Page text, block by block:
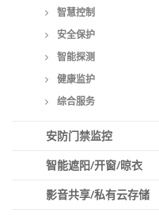
智慧控制
安全保护
智能探测
健康监护
综合服务
安防门禁监控
智能遮阳/开窗/晾衣
影音共享/私有云存储